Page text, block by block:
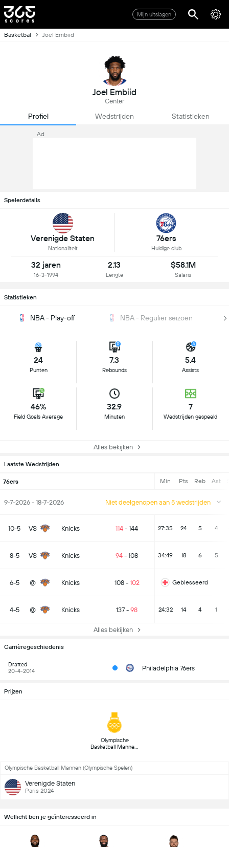
Mijn uitslagen
Basketbal Joel Embiid
Joel Embiid
Center
Profiel Wedstrijden Statistieken
Ad
Spelerdetails
Verenigde Staten
Nationaliteit
76ers
Huidige club
32 jaren
16-3-1994
2.13
Lengte
$58.1M
Salaris
Statistieken
NBA - Play-off NBA - Regulier seizoen
24
Punten
7.3
Rebounds
5.4
Assists
46%
Field Goals Average
32.9
Minuten
7
Wedstrijden gespeeld
Alles bekijken
Laatste Wedstrijden
76ers Min Pts Reb Ast
9-7-2026 - 18-7-2026 Niet deelgenopen aan 5 wedstrijden
10-5 VS Knicks 114 - 144 27:35 24 5 4
8-5 VS Knicks 94 - 108 34:49 18 6 5
6-5 @ Knicks 108- 102 Geblesseerd
4-5 @ Knicks 137 - 98 24:32 14 4 1
Alles bekijken
Carrièregeschiedenis
Drafted
20-4-2014
Philadelphia 76ers
Prijzen
Olympische
Basketball Mannen
Olympische Basketball Mannen (Olympische Spelen)
Verenigde Staten
Paris 2024
Wellicht ben je geïnteresseerd in